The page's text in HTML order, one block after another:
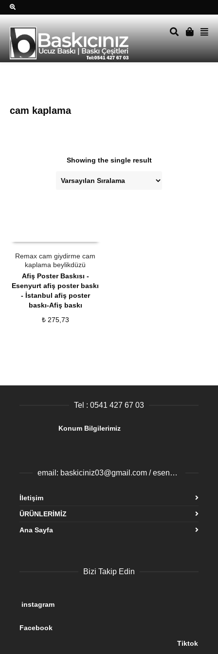
cam kaplama
Showing the single result
Remax cam giydirme cam
kaplama beylikdüzü
Afiş Poster Baskısı -
Esenyurt afiş poster baskı
- İstanbul afiş poster
baskı-Afiş baskı
₺275,73
Tel : 0541 427 67 03
Konum Bilgilerimiz
email: baskiciniz03@gmail.com / esenyurtbaski@gmail.com
İletişim
ÜRÜNLERİMİZ
Ana Sayfa
Bizi Takip Edin
instagram
Facebook
Tiktok